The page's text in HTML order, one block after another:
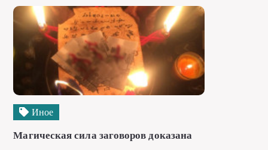
Иное
Магическая сила заговоров доказана